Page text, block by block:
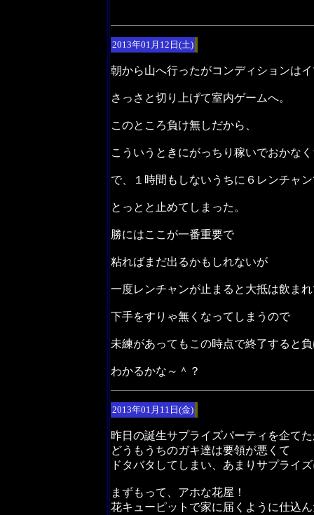
2013年01月12日(土)
朝から山へ行ったがコンディションは
さっさと切り上げて室内ゲームへ。
このところ負け無しだから、
こういうときにがっちり稼いでおかな
で、１時間もしないうちに６レンチャ
とっとと止めてしまった。
勝にはここが一番重要で
粘ればまだ出るかもしれないが
一度レンチャンが止まると大抵は飲ま
下手をすりゃ無くなってしまうので
未練があってもこの時点で終了すると
わかるかな～＾？
2013年01月11日(金)
昨日の誕生サプライズパーティを企て
どうもうちのガキ達は要領が悪くて
ドタバタしてしまい、あまりサプライ
まずもって、アホな花屋！
花キューピットで家に届くように仕込